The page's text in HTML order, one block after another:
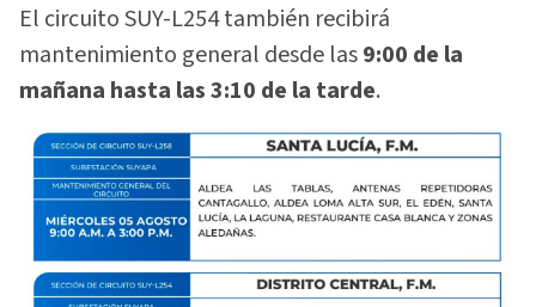
El circuito SUY-L254 también recibirá
mantenimiento general desde las9:00 de la
mañana hasta las 3:10 de la tarde.